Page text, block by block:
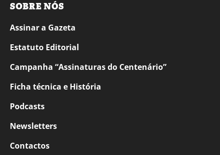
SOBRE NÓS
Assinar a Gazeta
Estatuto Editorial
Campanha “Assinaturas do Centenário”
Ficha técnica e História
Podcasts
Newsletters
Contactos